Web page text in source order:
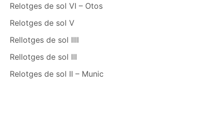
Relotges de sol VI – Otos
Relotges de sol V
Rellotges de sol IIII
Rellotges de sol III
Relotges de sol II – Munic